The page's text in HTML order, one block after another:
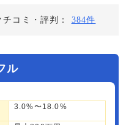
コミ・評判： 384件
ル
3.0%〜18.0%